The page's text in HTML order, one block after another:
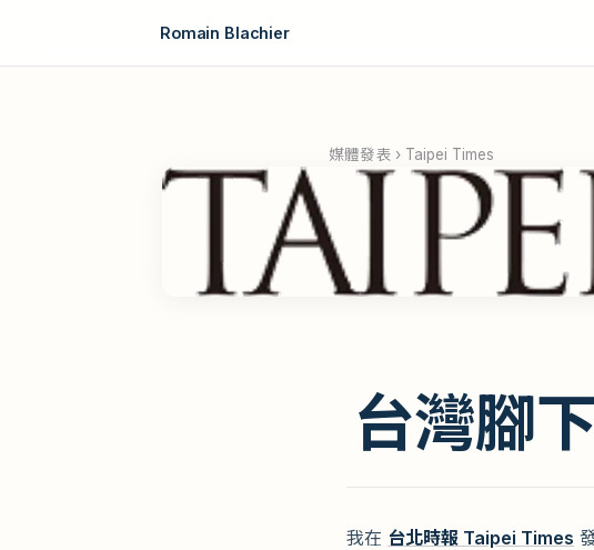
Romain Blachier
媒體發表 › Taipei Times
台灣腳
我在 台北時報 Taipei Times